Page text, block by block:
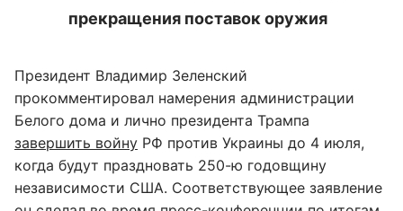
прекращения поставок оружия
Президент Владимир Зеленский
прокомментировал намерения администрации
Белого дома и лично президента Трампа
завершить войну РФ против Украины до 4 июля,
когда будут праздновать 250-ю годовщину
независимости США. Соответствующее заявление